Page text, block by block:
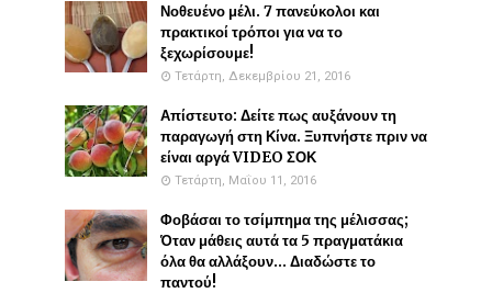
Νοθευένο μέλι. 7 πανεύκολοι και
πρακτικοί τρόποι για να το
ξεχωρίσουμε!
Τετάρτη, Δεκεμβρίου 21, 2016
Απίστευτο: Δείτε πως αυξάνουν τη
παραγωγή στη Κίνα. Ξυπνήστε πριν να
είναι αργά VIDEO ΣΟΚ
Τετάρτη, Μαΐου 11, 2016
Φοβάσαι το τσίμπημα της μέλισσας;
Όταν μάθεις αυτά τα 5 πραγματάκια
όλα θα αλλάξουν... Διαδώστε το
παντού!